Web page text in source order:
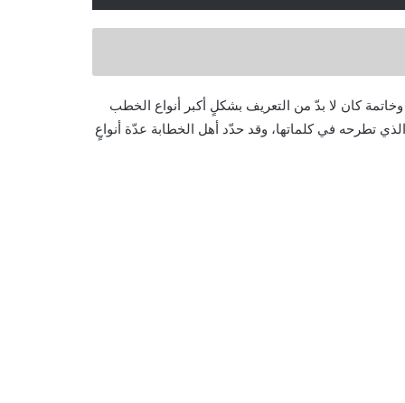
كان لا بدّ من التعريف بشكلٍ أكبر أنواع الخطب
تطرحه في كلماتها، وقد حدّد أهل الخطابة عدّة أنواعٍ